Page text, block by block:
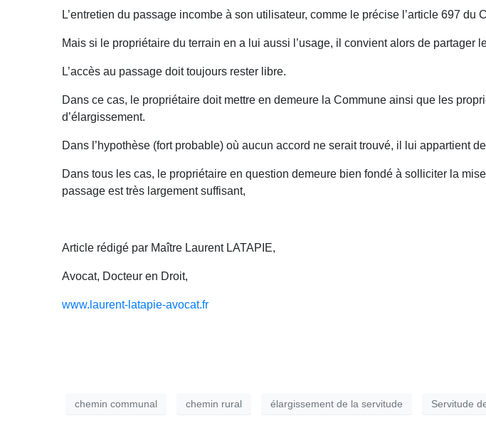
L’entretien du passage incombe à son utilisateur, comme le précise l’article 697 du
Mais si le propriétaire du terrain en a lui aussi l’usage, il convient alors de partager
L’accès au passage doit toujours rester libre.
Dans ce cas, le propriétaire doit mettre en demeure la Commune ainsi que les
d’élargissement.
Dans l’hypothèse (fort probable) où aucun accord ne serait trouvé, il lui appartient
Dans tous les cas, le propriétaire en question demeure bien fondé à solliciter la
passage est très largement suffisant,
Article rédigé par Maître Laurent LATAPIE,
Avocat, Docteur en Droit,
www.laurent-latapie-avocat.fr
chemin communal chemin rural élargissement de la servitude Servitude